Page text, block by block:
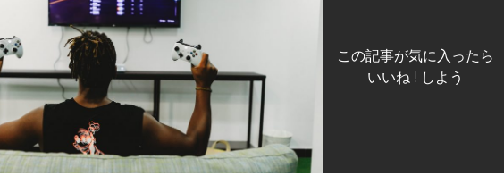
この記事が気に入ったら
いいね ! しよう